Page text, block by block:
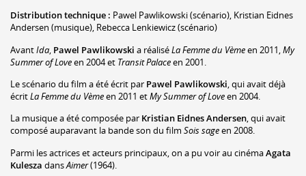
Distribution technique : Pawel Pawlikowski(scénario), Kristian Eidnes
Andersen (musique), Rebecca Lenkiewicz(scénario)
AvantIda Pawel Pawlikowski a réaliséLa Femme du Vèmeen 2011, My
Summer of Loveen 2004 et Transit Palaceen 2001.
Le scénario du film a été écrit par Pawel Pawlikowski, qui avait déjà
écritLa Femme du Vèmeen 2011 etMy Summer of Loveen 2004.
La musique a été composée par Kristian Eidnes Andersen, qui avait
composé auparavant la bande son du film Sois sageen 2008.
Parmi les actrices et acteurs principaux, on a pu voir au cinémaAgata
Kulesza dansAimer(1964).